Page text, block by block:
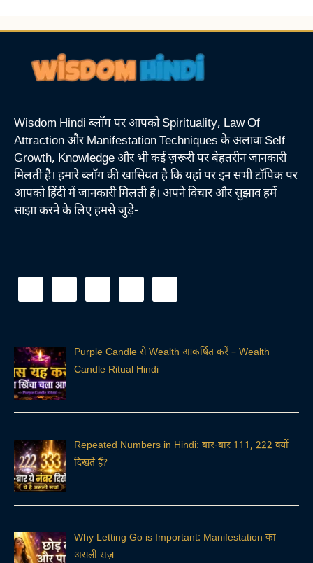
Wisdom Hindi ब्लॉग पर आपको Spirituality, Law Of
Attraction और Manifestation Techniques के अलावा Self
Growth, Knowledge और भी कई ज़रूरी पर बेहतरीन जानकारी
मिलती है। हमारे ब्लॉग की खासियत है कि यहां पर इन सभी टॉपिक पर
आपको हिंदी में जानकारी मिलती है। अपने विचार और सुझाव हमें
साझा करने के लिए हमसे जुड़े-
Purple Candle से Wealth आकर्षित करें – Wealth
Candle Ritual Hindi
Repeated Numbers in Hindi: बार-बार 111, 222 क्यों
दिखते हैं?
Why Letting Go is Important: Manifestation का
असली राज़